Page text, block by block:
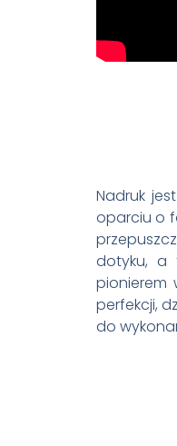
Nadruk
oparciu o
dotyku, a
perfekcji,
do